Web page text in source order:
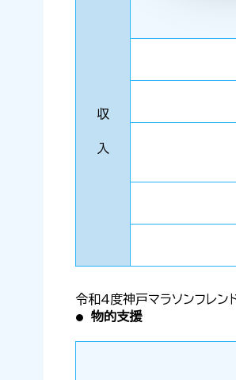
収
入
令和4度神戸マラソンフレン
物的支援